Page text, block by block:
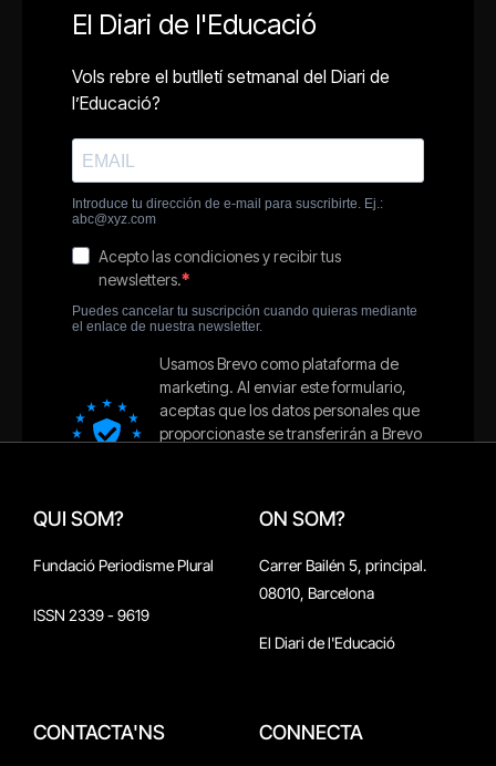
QUI SOM?
Fundació Periodisme Plural
ISSN 2339 - 9619
ON SOM?
Carrer Bailén 5, principal.
08010, Barcelona
El Diari de l'Educació
CONTACTA'NS CONNECTA